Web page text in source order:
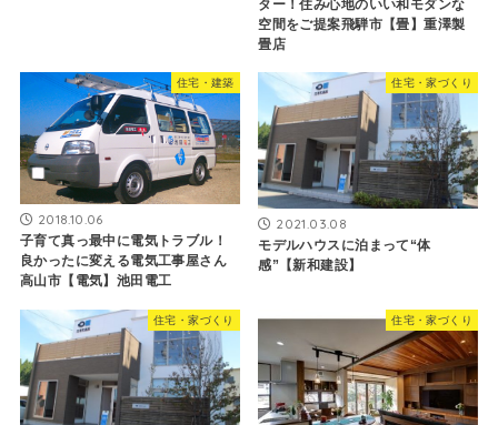
ター！住み心地のいい和モダンな
空間をご提案飛騨市【畳】重澤製
畳店
住宅・建築
2018.10.06
子育て真っ最中に電気トラブル！
良かったに変える電気工事屋さん
高山市【電気】池田電工
住宅・家づくり
2021.03.08
モデルハウスに泊まって“体
感”【新和建設】
住宅・家づくり 住宅・家づくり